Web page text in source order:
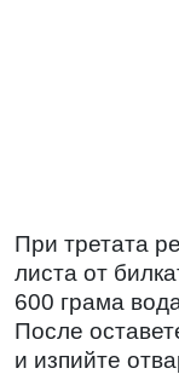
При третата
листа от
600 грама
После
и изпийте